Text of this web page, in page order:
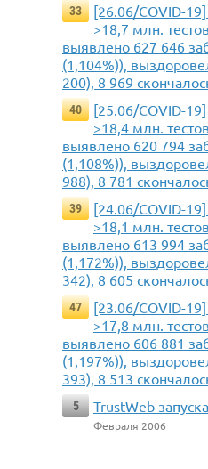
33
[26.06/COVID-
>18,7 млн.
выявлено 627 646
(1,104%)),
200), 8 969
40
[25.06/COVID-
>18,4 млн.
выявлено 620 794
(1,108%)),
988), 8 781
39
[24.06/COVID-
>18,1 млн.
выявлено 613 994
(1,172%)),
342), 8 605
47
[23.06/COVID-
>17,8 млн.
выявлено 606 881
(1,197%)),
393), 8 513
5
TrustWeb
Февраля 2006